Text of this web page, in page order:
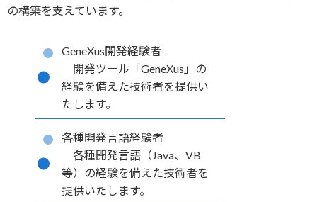
の構築を支えています。
GeneXus開発経験者
開発ツール「GeneXus」の
経験を備えた技術者を提供い
たします。
各種開発言語経験者
各種開発言語（Java、VB
等）の経験を備えた技術者を
提供いたします。